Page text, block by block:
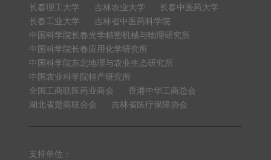
长春理工大学
吉林农业大学
长春中医药大学
长春工业大学
吉林省中医药科学院
中国科学院长春光学精密机械与物理研究所
中国科学院长春应用化学研究所
中国科学院东北地理与农业生态研究所
中国农业科学院特产研究所
全国工商联医药业商会
香港中华工商总会
湖北省楚商联合会
吉林省医疗保障协会
支持单位：